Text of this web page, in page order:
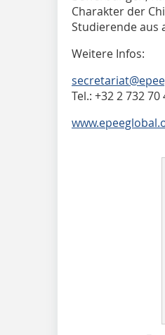
Charakter der
Studierende aus
Weitere Infos:
Tel.: +32 2 732 70